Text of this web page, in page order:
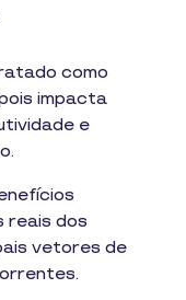
como
impacta
e
reais dos
vetores de